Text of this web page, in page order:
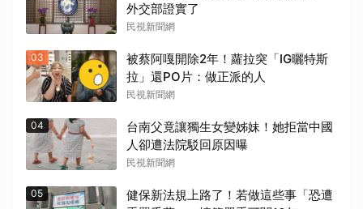
外交部證實了
民視新聞網
03
被蔡阿嘎開除2年！蘿拉突「IG曬特斯
拉」還PO片：做正派的人
民視新聞網
04
台南父竟讓獨生女變姊妹！她拒當中國
人卻遭法院駁回原因曝
民視新聞網
05
健保新法規上路了！若做這些事「恐遭